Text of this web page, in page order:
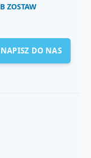
ZOSTAW
NAPISZ DO NAS